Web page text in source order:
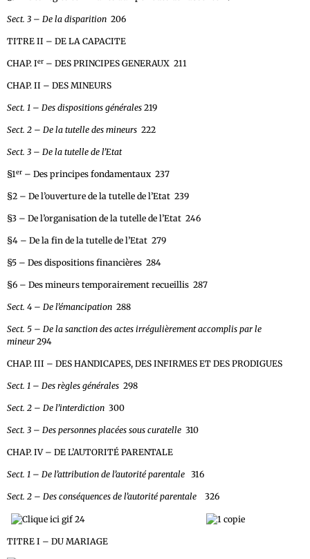
Sect. 3 – De la disparition 206
TITRE II – DE LA CAPACITE
CHAP. Ier – DES PRINCIPES GENERAUX 211
CHAP. II – DES MINEURS
Sect. 1 – Des dispositions générales 219
Sect. 2 – De la tutelle des mineurs 222
Sect. 3 – De la tutelle de l’Etat
§1er – Des principes fondamentaux 237
§2 – De l’ouverture de la tutelle de l’Etat 239
§3 – De l’organisation de la tutelle de l’Etat 246
§4 – De la fin de la tutelle de l’Etat 279
§5 – Des dispositions financières 284
§6 – Des mineurs temporairement recueillis 287
Sect. 4 – De l’émancipation 288
Sect. 5 – De la sanction des actes irrégulièrement accomplis par le
mineur 294
CHAP. III – DES HANDICAPES, DES INFIRMES ET DES PRODIGUES
Sect. 1 – Des règles générales 298
Sect. 2 – De l’interdiction 300
Sect. 3 – Des personnes placées sous curatelle 310
CHAP. IV – DE L’AUTORITÉ PARENTALE
Sect. 1 – De l’attribution de l’autorité parentale 316
Sect. 2 – Des conséquences de l’autorité parentale 326
TITRE I – DU MARIAGE